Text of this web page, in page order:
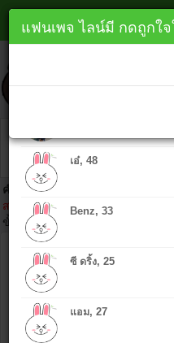
หาเพื่อนไลน์ กาฬสินธุ์ line
คำเตือน : ห้ามนำไอดีคนอื่นมาโพส
สามารถตามตัวได้ และถ้าเกิดเรื่อง
ขั้นตอนคลิก
ไอดีไลน์ :
ข้อความ :
lineme.in.th
ทักทายสมาชิกใหม่ 👇
เอ๋, 48
Benz, 33
ซี ดริ้ง, 25
แอม, 27
แฟนเพจ ไลน์มี กดถูกใ